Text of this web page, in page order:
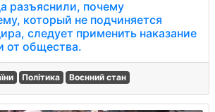
разъяснили, почему
который не подчиняется
следует применить наказание
от общества.
Політика Воєнний стан